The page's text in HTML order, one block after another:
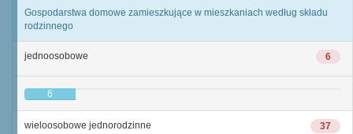
Gospodarstwa domowe zamieszkujące w mieszkaniach według składu
rodzinnego
6
jednoosobowe
6
37
wieloosobowe jednorodzinne